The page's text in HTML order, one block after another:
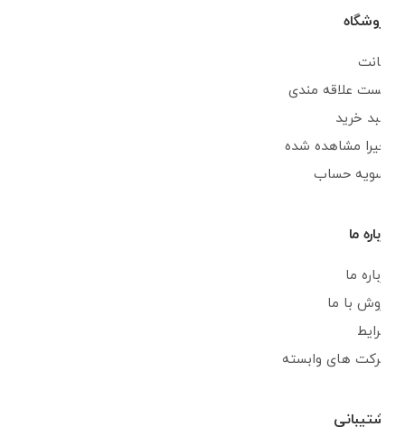
فروشگاه
اکانت
لیست علاقه مندی
سبد خرید
اخیرا مشاهده شده
تسویه حساب
درباره ما
درباره ما
فروش با ما
شرایط
شرکت های وابسته
پشتیبانی